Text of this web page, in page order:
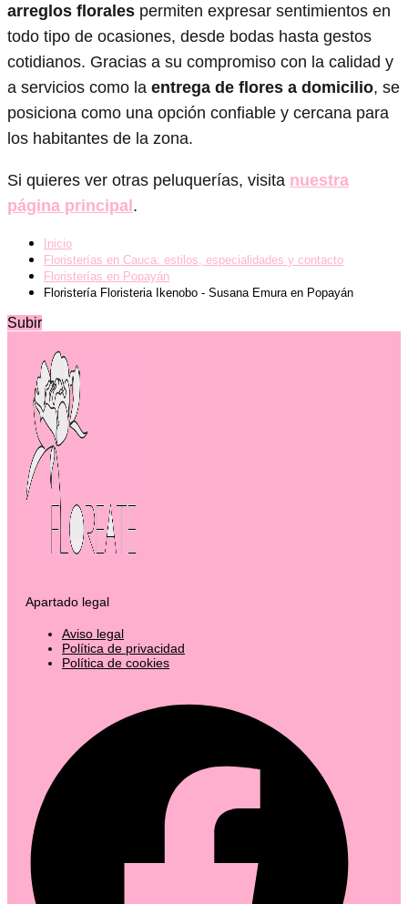
arreglos florales permiten expresar sentimientos en
todo tipo de ocasiones, desde bodas hasta gestos
cotidianos. Gracias a su compromiso con la calidad y
a servicios como la entrega de flores a domicilio, se
posiciona como una opción confiable y cercana para
los habitantes de la zona.
Si quieres ver otras peluquerías, visita nuestra
página principal.
Inicio
Floristerías en Cauca: estilos, especialidades y contacto
Floristerías en Popayán
Floristería Floristeria Ikenobo - Susana Emura en Popayán
Subir
Apartado legal
Aviso legal
Política de privacidad
Política de cookies